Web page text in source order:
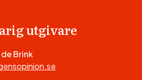
utgivare
Brink